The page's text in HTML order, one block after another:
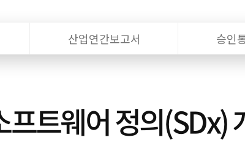
산업연간보고서 승인
트웨어 정의(SDx)